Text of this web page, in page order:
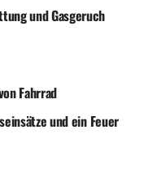
und Gasgeruch
Fahrrad
und ein Feuer